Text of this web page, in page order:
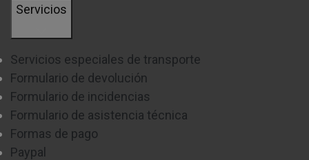
Servicios
Servicios especiales de transporte
Formulario de devolución
Formulario de incidencias
Formulario de asistencia técnica
Formas de pago
Paypal